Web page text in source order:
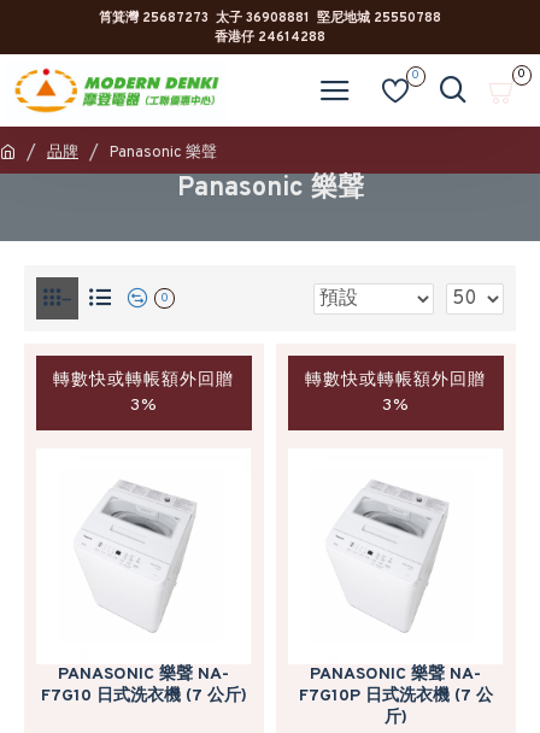
筲箕灣 25687273 太子 36908881 堅尼地城 25550788
香港仔 24614288
0 0
品牌 Panasonic 樂聲
Panasonic 樂聲
0
轉數快或轉帳額外回贈
3%
PANASONIC 樂聲 NA-
F7G10 日式洗衣機 (7 公斤)
轉數快或轉帳額外回贈
3%
PANASONIC 樂聲 NA-
F7G10P 日式洗衣機 (7 公
斤)